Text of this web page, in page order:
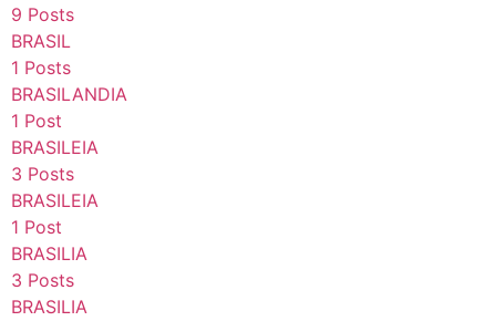
9 Posts
BRASIL
1 Posts
BRASILANDIA
1 Post
BRASILEIA
3 Posts
BRASILEIA
1 Post
BRASILIA
3 Posts
BRASILIA